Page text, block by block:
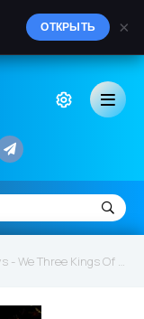
Kings Of Orient Are (2020)
ОТКРЫТЬ ×